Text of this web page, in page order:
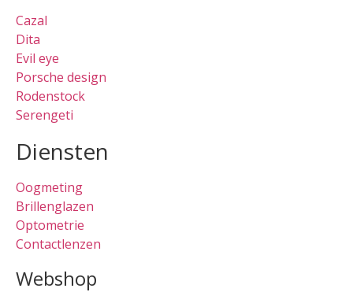
Cazal
Dita
Evil eye
Porsche design
Rodenstock
Serengeti
Diensten
Oogmeting
Brillenglazen
Optometrie
Contactlenzen
Webshop